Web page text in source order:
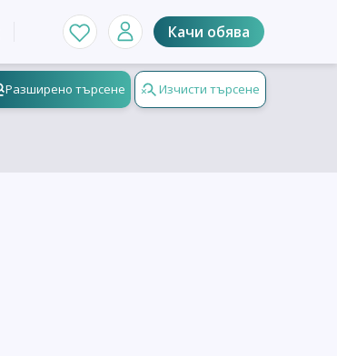
Качи обява
Разширено търсене Изчисти търсене